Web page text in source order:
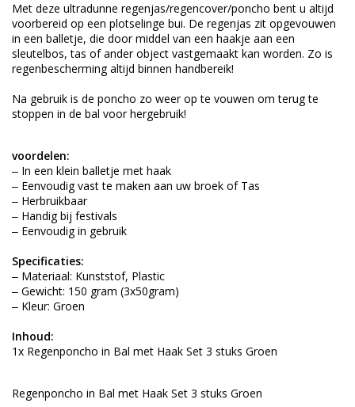
Met deze ultradunne regenjas/regencover/poncho bent u altijd
voorbereid op een plotselinge bui. De regenjas zit opgevouwen
in een balletje, die door middel van een haakje aan een
sleutelbos, tas of ander object vastgemaakt kan worden. Zo is
regenbescherming altijd binnen handbereik!
Na gebruik is de poncho zo weer op te vouwen om terug te
stoppen in de bal voor hergebruik!
voordelen:
‒ In een klein balletje met haak
‒ Eenvoudig vast te maken aan uw broek of Tas
‒ Herbruikbaar
‒ Handig bij festivals
‒ Eenvoudig in gebruik
Specificaties:
‒ Materiaal: Kunststof, Plastic
‒ Gewicht: 150 gram (3x50gram)
‒ Kleur: Groen
Inhoud:
1x Regenponcho in Bal met Haak Set 3 stuks Groen
Regenponcho in Bal met Haak Set 3 stuks Groen